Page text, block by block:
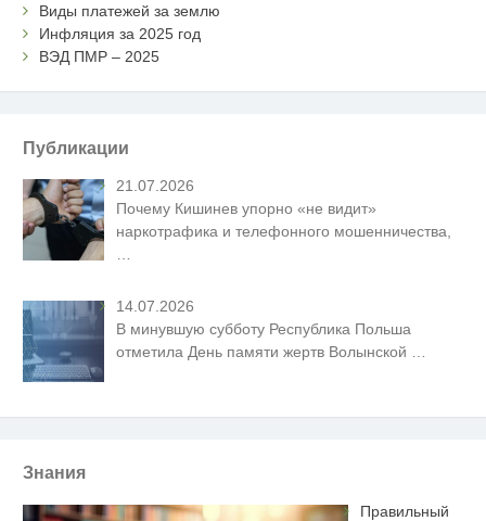
Виды платежей за землю
Инфляция за 2025 год
ВЭД ПМР – 2025
Публикации
21.07.2026
Почему Кишинев упорно «не видит»
наркотрафика и телефонного мошенничества,
14.07.2026
В минувшую субботу Республика Польша
отметила День памяти жертв Волынской …
Знания
Правильный